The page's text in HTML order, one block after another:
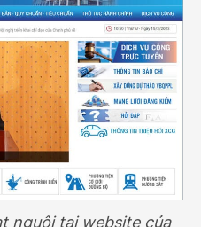
nguội tại website của